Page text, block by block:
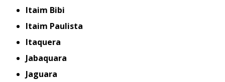
Itaim Bibi
Itaim Paulista
Itaquera
Jabaquara
Jaguara